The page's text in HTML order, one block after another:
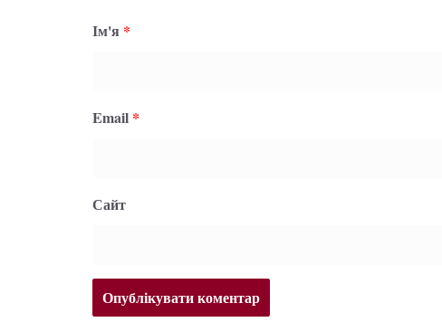
Ім'я *
Email *
Сайт